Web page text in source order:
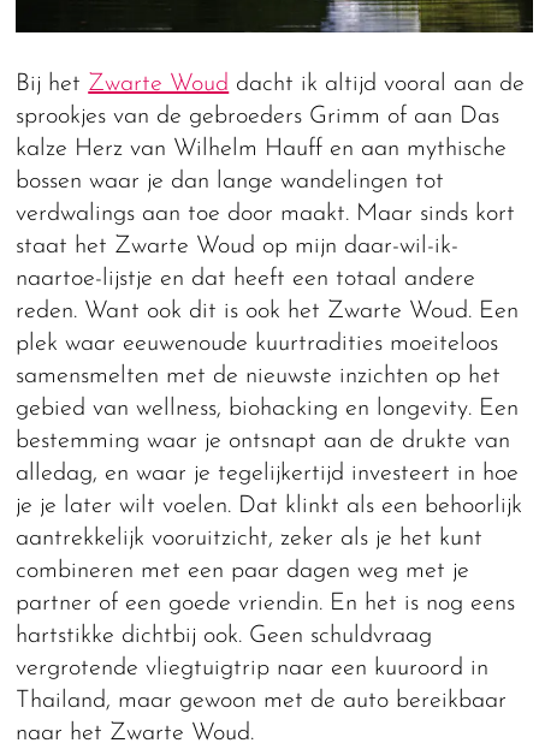
Bij het Zwarte Woud dacht ik altijd vooral aan de
sprookjes van de gebroeders Grimm of aan Das
kalze Herz van Wilhelm Hauff en aan mythische
bossen waar je dan lange wandelingen tot
verdwalings aan toe door maakt. Maar sinds kort
staat het Zwarte Woud op mijn daar-wil-ik-
naartoe-lijstje en dat heeft een totaal andere
reden. Want ook dit is ook het Zwarte Woud. Een
plek waar eeuwenoude kuurtradities moeiteloos
samensmelten met de nieuwste inzichten op het
gebied van wellness, biohacking en longevity. Een
bestemming waar je ontsnapt aan de drukte van
alledag, en waar je tegelijkertijd investeert in hoe
je je later wilt voelen. Dat klinkt als een behoorlijk
aantrekkelijk vooruitzicht, zeker als je het kunt
combineren met een paar dagen weg met je
partner of een goede vriendin. En het is nog eens
hartstikke dichtbij ook. Geen schuldvraag
vergrotende vliegtuigtrip naar een kuuroord in
Thailand, maar gewoon met de auto bereikbaar
naar het Zwarte Woud.